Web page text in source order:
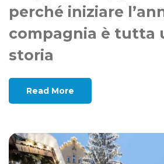
perché iniziare
compagnia è tutta
storia
Read More